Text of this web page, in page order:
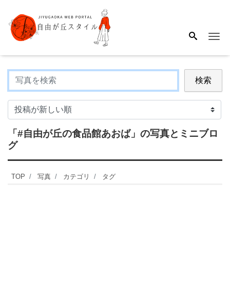
検索
「#自由が丘の食品館あおば」 の写真とミニブロ
グ
TOP 写真 カテゴリ タグ